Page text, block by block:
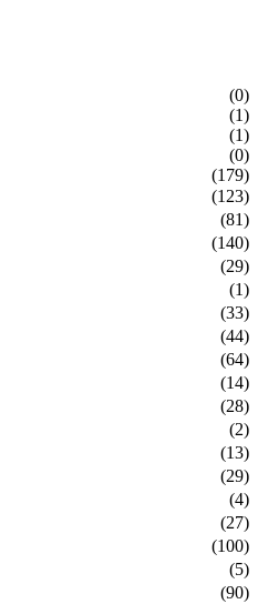
(0)
(1)
(1)
(0)
(179)
(123)
(81)
(140)
(29)
(1)
(33)
(44)
(64)
(14)
(28)
(2)
(13)
(29)
(4)
(27)
(100)
(5)
(90)